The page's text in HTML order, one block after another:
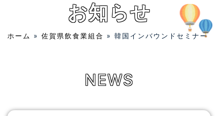
お知らせ
ホーム » 佐賀県飲食業組合 » 韓国インバウンドセミナー
NEWS